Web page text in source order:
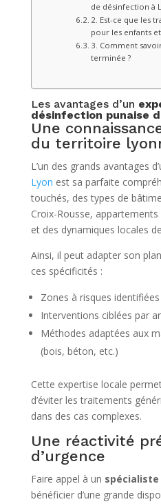
de désinfection à
2. Est-ce que les
pour les enfants
3. Comment
terminée ?
Les avantages d’un
désinfection punaise
Une
du territoire
L’un des grands avantages
Lyon est sa parfaite
touchés, des types de
Croix-Rousse,
et des dynamiques locales
Ainsi, il peut adapter son
ces spécificités :
Zones à risques identifiées
Interventions ciblées par
Méthodes adaptées aux
(bois, béton, etc.)
Cette expertise locale
d’éviter les traitements
dans des cas complexes.
Une réactivité
d’urgence
Faire appel à un spécialiste
bénéficier d’une grande